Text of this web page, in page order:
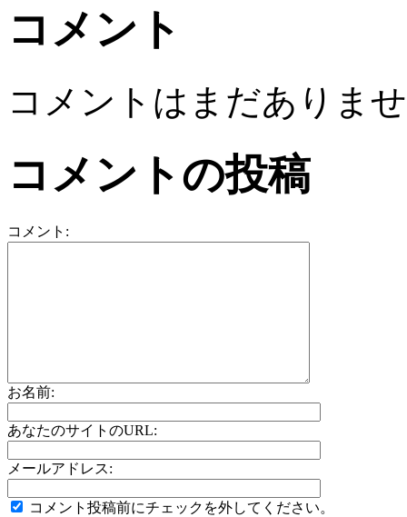
コメント
コメントはまだありま
コメントの投稿
コメント:
お名前:
あなたのサイトのURL:
メールアドレス:
コメント投稿前にチェックを外してください。